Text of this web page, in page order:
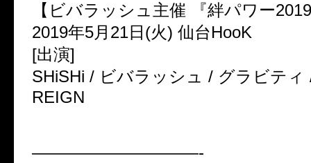
【ビバラッシュ主催
『絆パワー
2019年5月 21日 (火) 仙台HooK
[出演]
SHiSHi / ビバラッシュ / グラビティ
REIGN
——————————-